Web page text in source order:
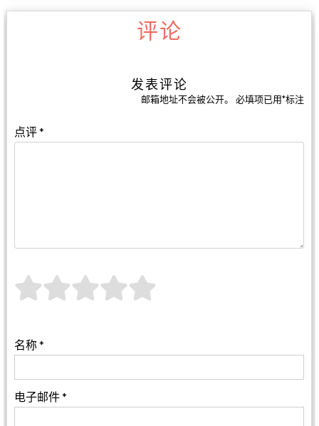
评论
发表评论
邮箱地址不会被公开。 必填项已用*标注
点评*
名称*
电子邮件*